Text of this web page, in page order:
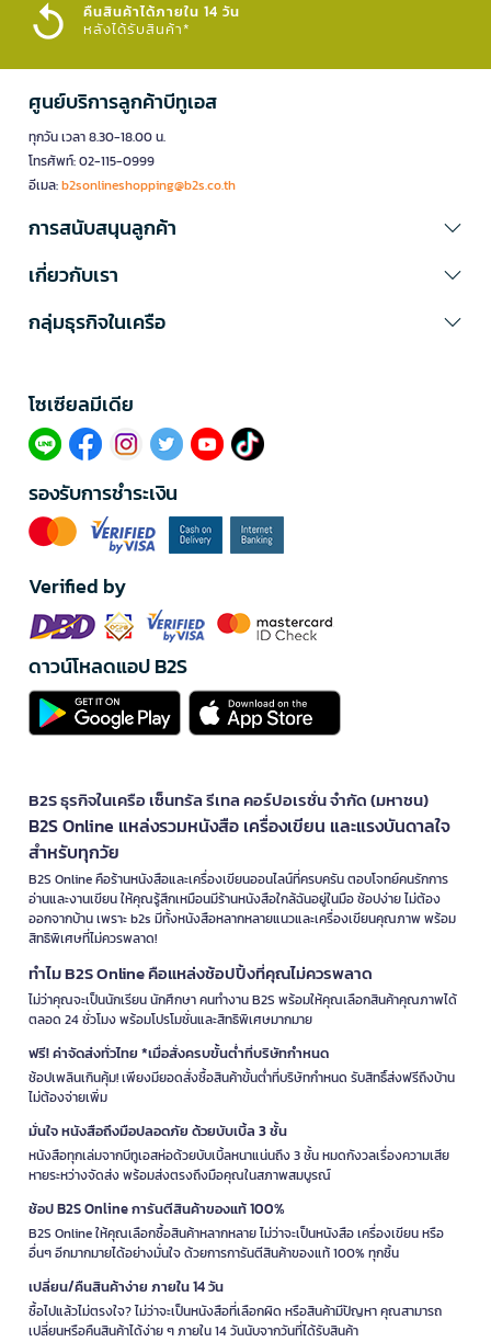
คืนสินค้าได้ภายใน 14 วัน
หลังได้รับสินค้า*
ศูนย์บริการลูกค้าบีทูเอส
ทุกวัน เวลา 8.30-18.00 น.
โทรศัพท์: 02-115-0999
อีเมล:b2sonlineshopping@b2s.co.th
การสนับสนุนลูกค้า
เกี่ยวกับเรา
กลุ่มธุรกิจในเครือ
โซเซียลมีเดีย​
รองรับการชำระเงิน
Verified by
ดาวน์โหลดแอป B2S
B2S ธุรกิจในเครือ เซ็นทรัล รีเทล คอร์ปอเรชั่น จำกัด (มหาชน)
B2S Online แหล่งรวมหนังสือ เครื่องเขียน และแรงบันดาลใจ
สำหรับทุกวัย
B2S Online คือร้านหนังสือและเครื่องเขียนออนไลน์ที่ครบครัน ตอบโจทย์คนรักการ
อ่านและงานเขียน ให้คุณรู้สึกเหมือนมีร้านหนังสือใกล้ฉันอยู่ในมือ ช้อปง่าย ไม่ต้อง
ออกจากบ้าน เพราะ b2s มีทั้งหนังสือหลากหลายแนวและเครื่องเขียนคุณภาพ พร้อม
สิทธิพิเศษที่ไม่ควรพลาด!
ทำไม B2S Online คือแหล่งช้อปปิ้งที่คุณไม่ควรพลาด
ไม่ว่าคุณจะเป็นนักเรียน นักศึกษา คนทำงาน B2S พร้อมให้คุณเลือกสินค้าคุณภาพได้
ตลอด 24 ชั่วโมง พร้อมโปรโมชั่นและสิทธิพิเศษมากมาย
ฟรี! ค่าจัดส่งทั่วไทย *เมื่อสั่งครบขั้นต่ำที่บริษัทกำหนด
ช้อปเพลินเกินคุ้ม! เพียงมียอดสั่งซื้อสินค้าขั้นต่ำที่บริษัทกำหนด รับสิทธิ์ส่งฟรีถึงบ้าน
ไม่ต้องจ่ายเพิ่ม
มั่นใจ หนังสือถึงมือปลอดภัย ด้วยบับเบิ้ล 3 ชั้น
หนังสือทุกเล่มจากบีทูเอสห่อด้วยบับเบิ้ลหนาแน่นถึง 3 ชั้น หมดกังวลเรื่องความเสีย
หายระหว่างจัดส่ง พร้อมส่งตรงถึงมือคุณในสภาพสมบูรณ์
ช้อป B2S Online การันตีสินค้าของแท้ 100%
B2S Online ให้คุณเลือกซื้อสินค้าหลากหลาย ไม่ว่าจะเป็นหนังสือ เครื่องเขียน หรือ
อื่นๆ อีกมากมายได้อย่างมั่นใจ ด้วยการการันตีสินค้าของแท้ 100% ทุกชิ้น
เปลี่ยน/คืนสินค้าง่าย ภายใน 14 วัน
ซื้อไปแล้วไม่ตรงใจ? ไม่ว่าจะเป็นหนังสือที่เลือกผิด หรือสินค้ามีปัญหา คุณสามารถ
เปลี่ยนหรือคืนสินค้าได้ง่าย ๆ ภายใน 14 วันนับจากวันที่ได้รับสินค้า